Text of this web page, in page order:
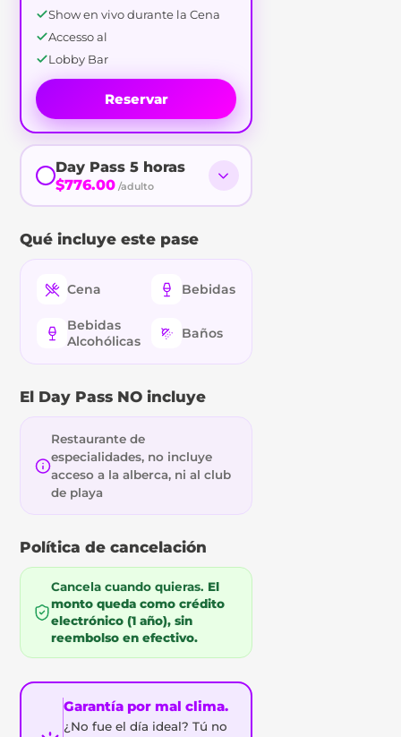
Show en vivo durante la Cena
Accesso al
Lobby Bar
Reservar
Day Pass 5 horas
$776.00 /adulto
Qué incluye este pase
Cena Bebidas
Bebidas
Alcohólicas
Baños
El Day Pass NO incluye
Restaurante de
especialidades, no incluye
acceso a la alberca, ni al club
de playa
Política de cancelación
Cancela cuando quieras. El
monto queda como crédito
electrónico (1 año), sin
reembolso en efectivo.
Garantía por mal clima.
¿No fue el día ideal? Tú no